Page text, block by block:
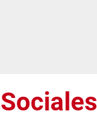
Sociales